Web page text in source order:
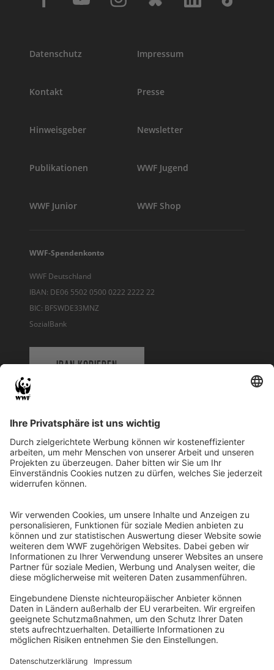
Datenschutz Impressum
Kontakt Presse
Hinweisgeber Newsletter
Publikationen WWF Jugend
WWF Junior WWF Shop
WWF-Spendenkonto
WWF Deutschland
IBAN: DE06 5502 0500 0222 2222 22
BIC: BFSWDE33MNZ
SozialBank
IBAN KOPIEREN
WWF Deutschland
Reinhardtstr. 18
10117 Berlin
Ihre Spende kann steuerlich geltend gemacht werden
Registriert als Stiftung WWF Deutschland, Senatsverwaltung für
Justiz Berlin, Az: 3416/976/2
Umsatzsteuer-Identifikationsnummer: DE 114236103
Freistellungsbescheid: Als gemeinnützige Körperschaft befreit
von der Körperschaftssteuer gem. §5 I 9 KStg. unter der
Steuernummer 27/641/09321